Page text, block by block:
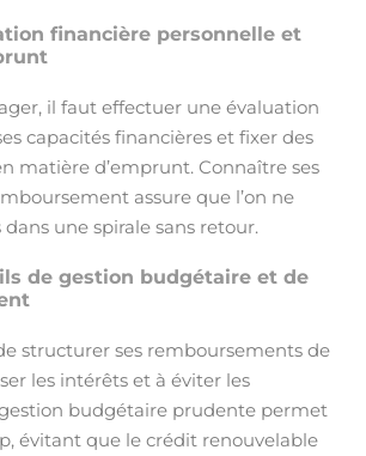
financière personnelle et
il faut effectuer une évaluation
capacités financières et fixer des
matière d’emprunt. Connaître ses
assure que l’on ne
dans une spirale sans retour.
de gestion budgétaire et de
structurer ses remboursements de
les intérêts et à éviter les
budgétaire prudente permet
évitant que le crédit renouvelable